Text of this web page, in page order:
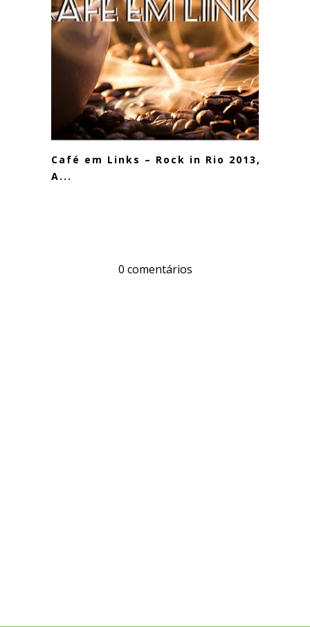
Café em Links – Rock in Rio 2013,
A...
0 comentários